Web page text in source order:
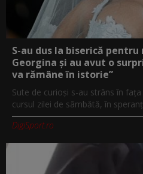
S-au dus la biserică
Georgina și au avut o
va rămâne în istorie”
Sute de curioși s-au strâns în
cursul zilei de sâmbătă, în
DigiSport.ro